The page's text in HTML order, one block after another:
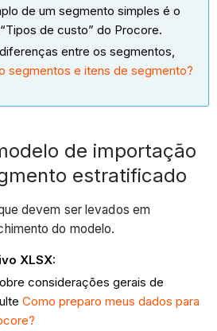
de um segmento simples é o
de custo” do Procore.
entre os segmentos,
segmentos e itens de segmento?
de importação
estratificado
devem ser levados em
do modelo.
XLSX:
considerações gerais de
Como preparo meus dados para